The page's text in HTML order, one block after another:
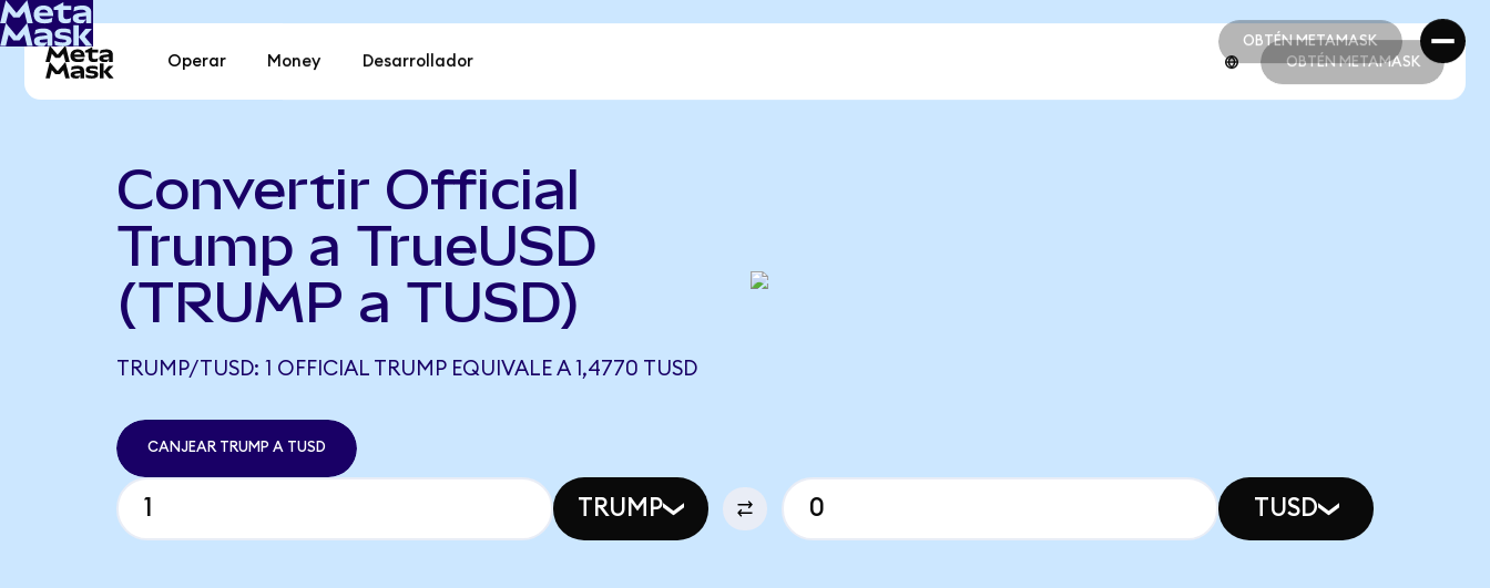
OBTÉN METAMASK
OBTÉN METAMASK
Operar Money Desarrollador OBTÉN METAMASK
Convertir Official
Trump a TrueUSD
(TRUMP a TUSD)
TRUMP/TUSD: 1 OFFICIAL TRUMP EQUIVALE A 1,4770 TUSD
CANJEAR TRUMP A TUSD
TRUMP TUSD